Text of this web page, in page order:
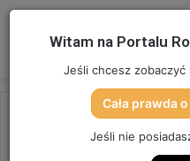
Menu
Strona główna/OSTATNIO
Witam na Portalu
Jeśli chcesz zobaczyć
Cała prawda
Jeśli nie